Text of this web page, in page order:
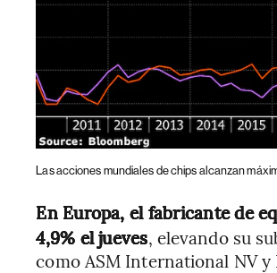
Las acciones mundiales de chips alcanzan
En Europa, el fabricante de
4,9% el jueves, elevando su
como ASM International NV